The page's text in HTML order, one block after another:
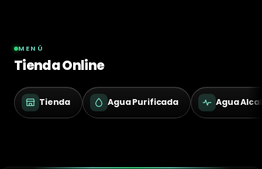
MENÚ
Tienda Online
Tienda Agua Purificada Agua